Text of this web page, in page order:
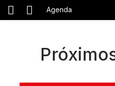
Agenda